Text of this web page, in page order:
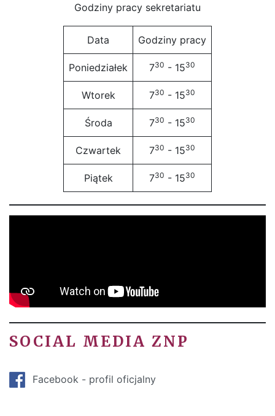
Godziny pracy sekretariatu
Data Godziny pracy
Poniedziałek 730 - 1530
Wtorek 730 - 1530
Środa 730 - 1530
Czwartek 730 - 1530
Piątek 730 - 1530
SOCIAL MEDIA ZNP
Facebook - profil oficjalny